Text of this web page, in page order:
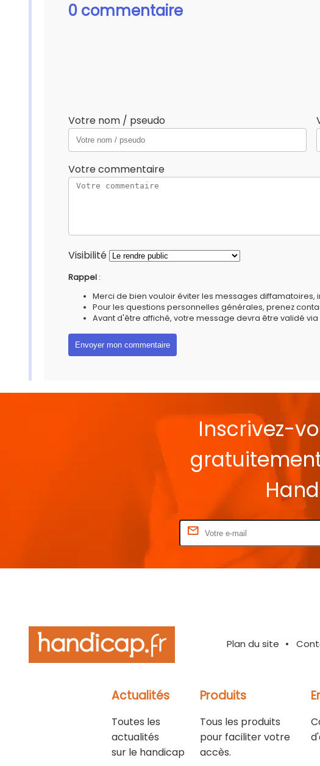
0 commentaire
Votre nom / pseudo
Votre commentaire
Visibilité
Rappel :
Merci de bien vouloir éviter les messages diffamatoires,
Pour les questions personnelles générales, prenez
Avant d'être affiché, votre message devra être validé via
Inscrivez-
Plan du site
Actualités
Toutes les
actualités
sur le handicap
Produits
Tous les produits
pour faciliter votre
accès.